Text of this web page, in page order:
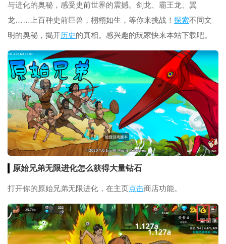
与进化的奥秘，感受史前世界的震撼。剑龙、霸王龙、翼
龙……上百种史前巨兽，栩栩如生，等你来挑战！ 探索不同文
明的奥秘，揭开历史的真相。感兴趣的玩家快来本站下载吧。
原始兄弟无限进化怎么获得大量钻石
打开你的原始兄弟无限进化，在主页点击商店功能。